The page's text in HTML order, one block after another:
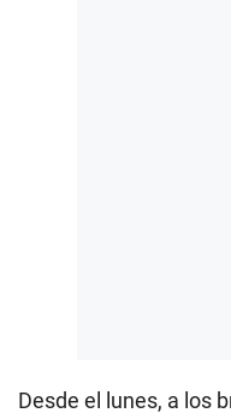
Desde el lunes, a los